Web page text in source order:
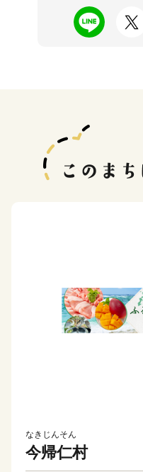
なきじんそん
今帰仁村